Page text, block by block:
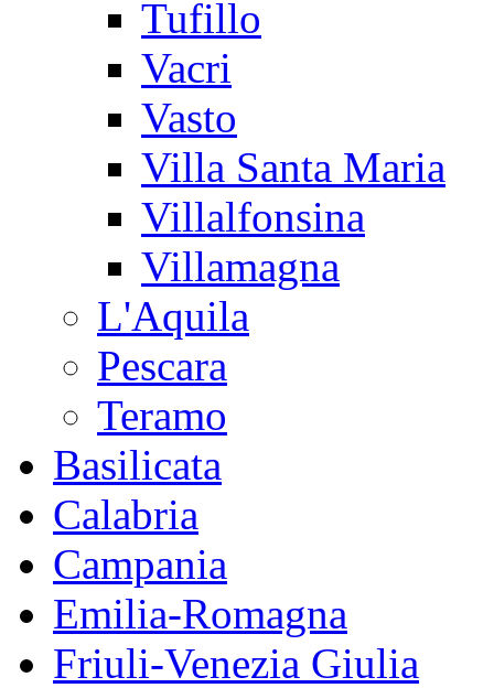
Tufillo
Vacri
Vasto
Villa Santa Maria
Villalfonsina
Villamagna
L'Aquila
Pescara
Teramo
Basilicata
Calabria
Campania
Emilia-Romagna
Friuli-Venezia Giulia